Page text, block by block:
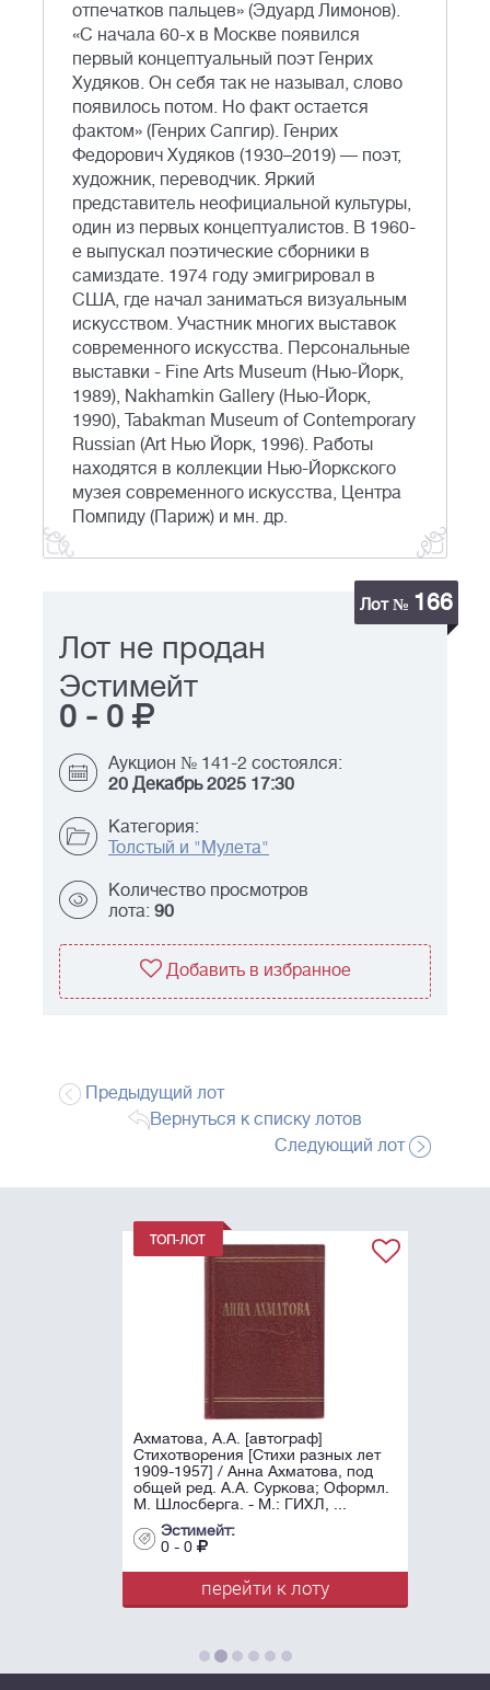
отпечатков пальцев» (Эдуард Лимонов).
«С начала 60-х в Москве появился
первый концептуальный поэт Генрих
Худяков. Он себя так не называл, слово
появилось потом. Но факт остается
фактом» (Генрих Сапгир). Генрих
Федорович Худяков (1930–2019) — поэт,
художник, переводчик. Яркий
представитель неофициальной культуры,
один из первых концептуалистов. В 1960-
е выпускал поэтические сборники в
самиздате. 1974 году эмигрировал в
США, где начал заниматься визуальным
искусством. Участник многих выставок
современного искусства. Персональные
выставки - Fine Arts Museum (Нью-Йорк,
1989), Nakhamkin Gallery (Нью-Йорк,
1990), Tabakman Museum of Contemporary
Russian (Art Нью Йорк, 1996). Работы
находятся в коллекции Нью-Йоркского
музея современного искусства, Центра
Помпиду (Париж) и мн. др.
Лот № 166
Лот не продан
Эстимейт
0 - 0
Аукцион № 141-2 состоялся:
20 Декабрь 2025 17:30
Категория:
Толстый и "Мулета"
Количество просмотров
лота: 90
Добавить в избранное
Предыдущий лот
Вернуться к списку лотов
Следующий лот
Ахматова, А.А. [автограф]
Стихотворения [Стихи разных лет
1909-1957] / Анна Ахматова, под
общей ред. А.А. Суркова; Оформл.
М. Шлосберга. - М.: ГИХЛ, ...
Эстимейт:
0 - 0
перейти к лоту